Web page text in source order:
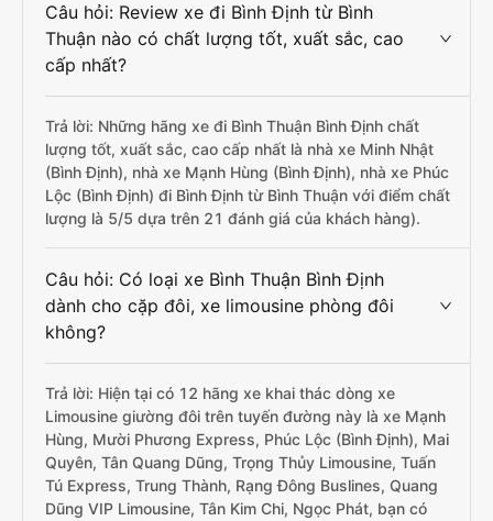
Câu hỏi: Review xe đi Bình Định từ Bình
Thuận nào có chất lượng tốt, xuất sắc, cao
cấp nhất?
Trả lời: Những hãng xe đi Bình Thuận Bình Định chất
lượng tốt, xuất sắc, cao cấp nhất là nhà xe Minh Nhật
(Bình Định), nhà xe Mạnh Hùng (Bình Định), nhà xe Phúc
Lộc (Bình Định) đi Bình Định từ Bình Thuận với điểm chất
lượng là 5/5 dựa trên 21 đánh giá của khách hàng).
Câu hỏi: Có loại xe Bình Thuận Bình Định
dành cho cặp đôi, xe limousine phòng đôi
không?
Trả lời: Hiện tại có 12 hãng xe khai thác dòng xe
Limousine giường đôi trên tuyến đường này là xe Mạnh
Hùng, Mười Phương Express, Phúc Lộc (Bình Định), Mai
Quyên, Tân Quang Dũng, Trọng Thủy Limousine, Tuấn
Tú Express, Trung Thành, Rạng Đông Buslines, Quang
Dũng VIP Limousine, Tân Kim Chi, Ngọc Phát, bạn có